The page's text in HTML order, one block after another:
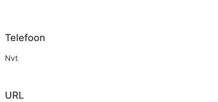
Telefoon
Nvt
URL